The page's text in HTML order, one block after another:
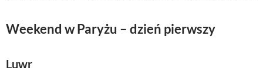
Weekend w Paryżu – dzień pierwszy
Luwr